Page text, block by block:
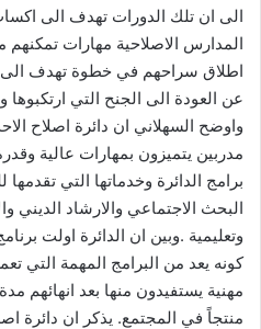
الى ان تلك الدورات تهدف الى
المدارس الاصلاحية مهارات تمكنهم
اطلاق سراحهم في خطوة تهدف
عن العودة الى الجنح التي ارتكبوها
واوضح السهلاني ان دائرة اصلاح
مدربين يتميزون بمهارات عالية
برامج الدائرة وخدماتها التي
البحث الاجتماعي والارشاد الديني
وتعليمية .وبين ان الدائرة اولت
كونه يعد من البرامج المهمة التي
مهنية يستفيدون منها بعد انهائهم
منتجاً في المجتمع. يذكر ان دائرة